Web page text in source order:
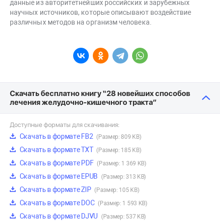
данные из авторитетнейших российских и зарубежных
научных источников, которые описывают воздействие
различных методов на организм человека.
Скачать бесплатно книгу “28 новейших способов
лечения желудочно-кишечного тракта”
Доступные форматы для скачивания:
Скачать в формате FB2 (Размер: 809 KB)
Скачать в формате TXT (Размер: 185 KB)
Скачать в формате PDF (Размер: 1 369 KB)
Скачать в формате EPUB (Размер: 313 KB)
Скачать в формате ZIP (Размер: 105 KB)
Скачать в формате DOC (Размер: 1 593 KB)
Скачать в формате DJVU (Размер: 537 KB)